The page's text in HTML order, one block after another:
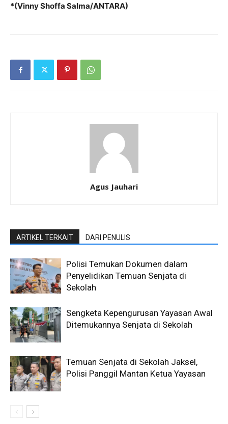
*(Vinny Shoffa Salma/ANTARA)
Agus Jauhari
ARTIKEL TERKAIT DARI PENULIS
Polisi Temukan Dokumen dalam
Penyelidikan Temuan Senjata di
Sekolah
Sengketa Kepengurusan Yayasan Awal
Ditemukannya Senjata di Sekolah
Temuan Senjata di Sekolah Jaksel,
Polisi Panggil Mantan Ketua Yayasan